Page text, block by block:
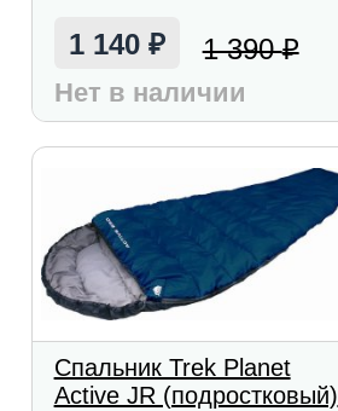
1 140 ₽ 1 390₽
Нет в наличии
Спальник Trek Planet
Active JR (подростковый)